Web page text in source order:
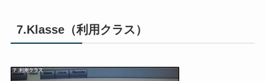
7.Klasse（利用クラス）